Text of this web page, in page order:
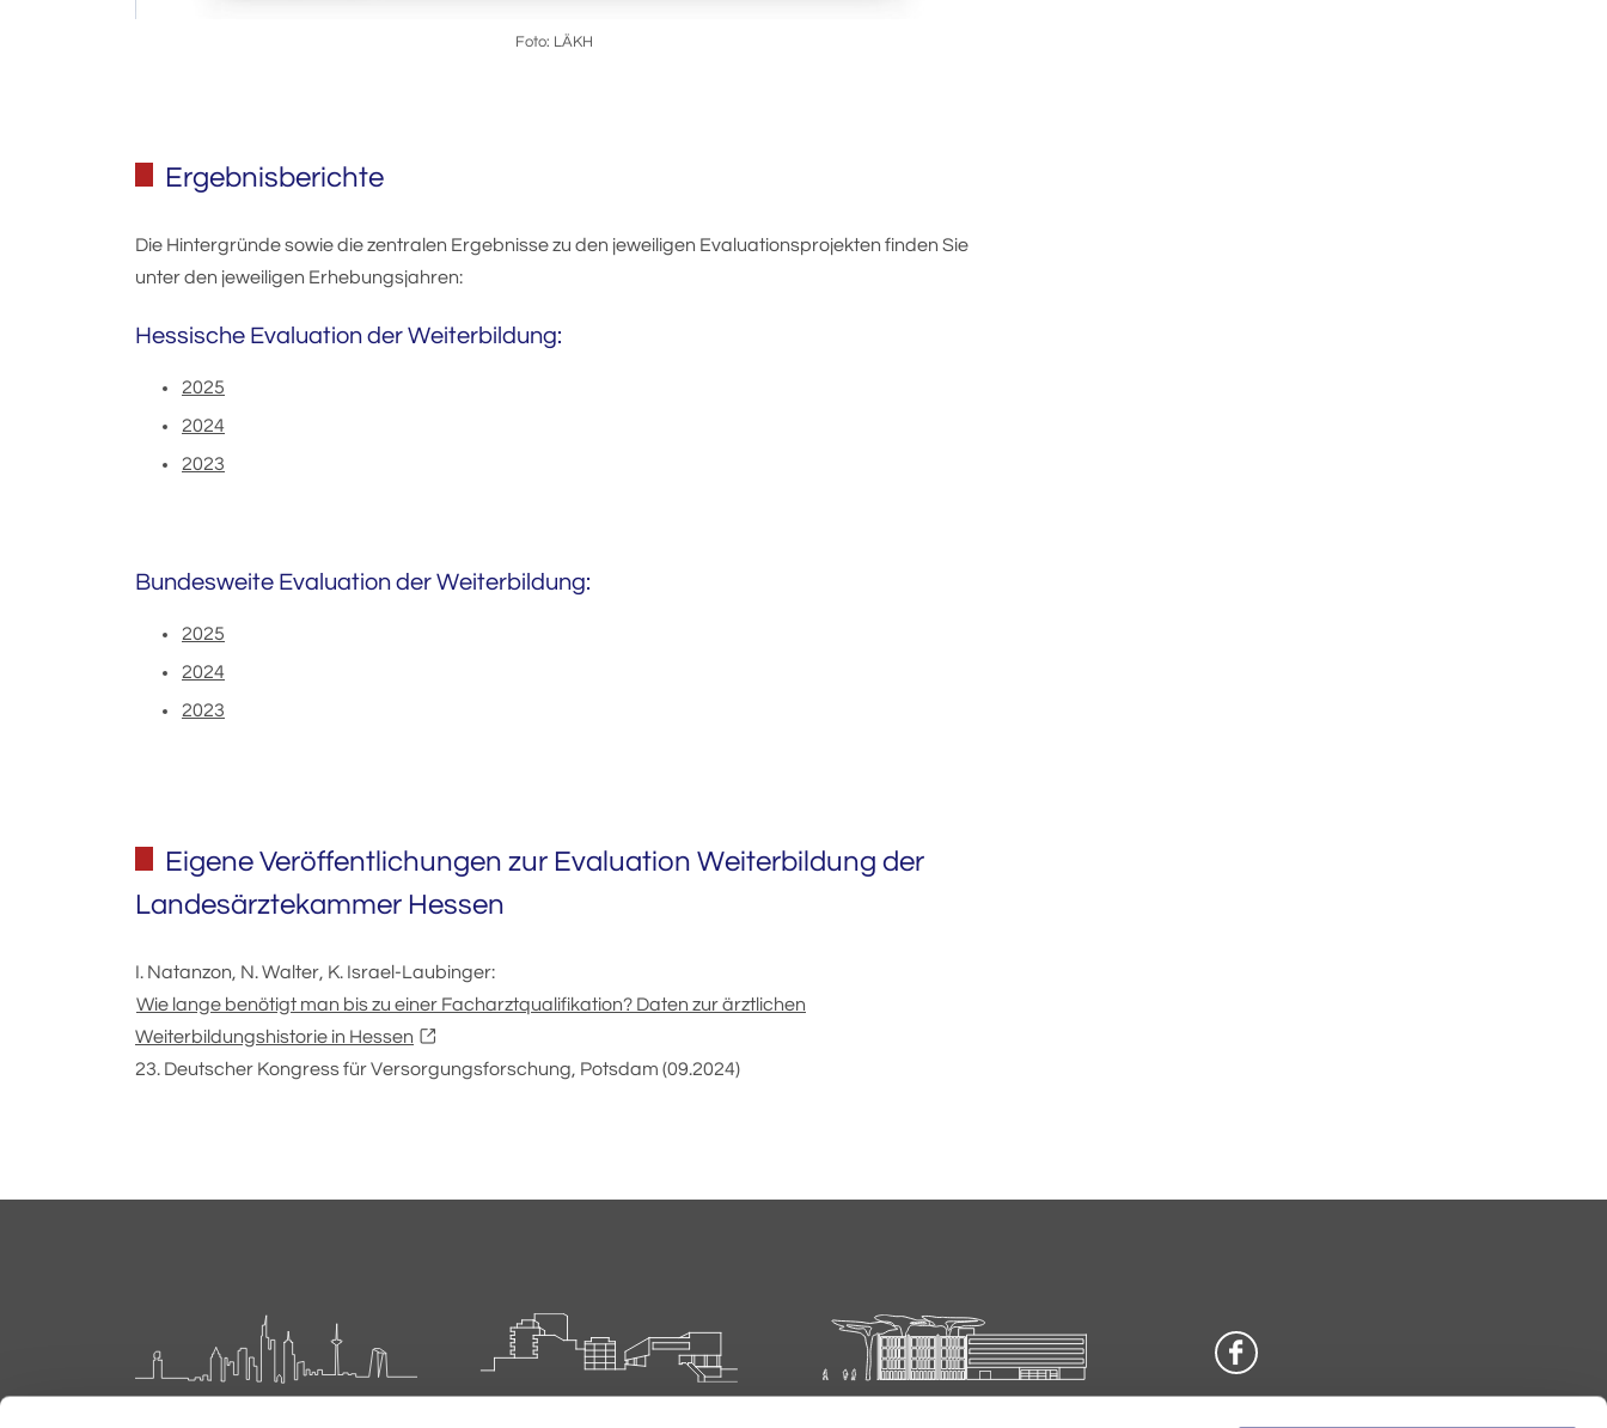
Foto: LÄKH
Ergebnisberichte
Die Hintergründe sowie die zentralen Ergebnisse zu den jeweiligen Evaluationsprojekten finden Sie
unter den jeweiligen Erhebungsjahren:
Hessische Evaluation der Weiterbildung:
2025
2024
2023
Bundesweite Evaluation der Weiterbildung:
2025
2024
2023
Eigene Veröffentlichungen zur Evaluation Weiterbildung der
Landesärztekammer Hessen
I. Natanzon, N. Walter, K. Israel-Laubinger:
Wie lange benötigt man bis zu einer Facharztqualifikation? Daten zur ärztlichen
Weiterbildungshistorie in Hessen
23. Deutscher Kongress für Versorgungsforschung, Potsdam (09.2024)